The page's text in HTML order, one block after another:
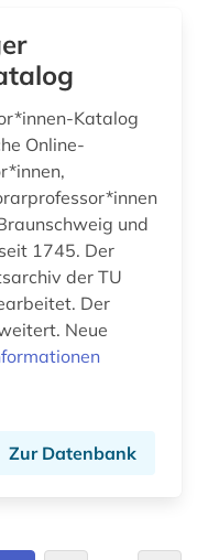
technische universität wien (1)
Katalog
Online-
und
1745. Der
der TU
Der
Neue
Zur Datenbank